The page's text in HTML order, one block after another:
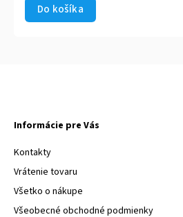
Do košíka
Informácie pre Vás
Kontakty
Vrátenie tovaru
Všetko o nákupe
Všeobecné obchodné podmienky